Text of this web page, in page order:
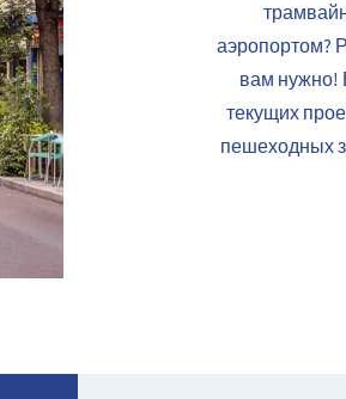
аэропортом?
вам нужно!
текущих
пешеходных